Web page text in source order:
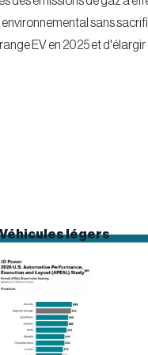
environnemental sans
EV en 2025 et
Véhicules légers